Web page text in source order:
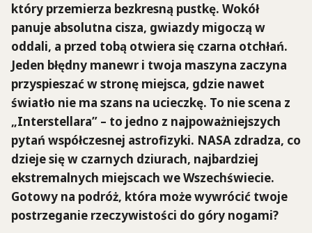
który przemierza bezkresną pustkę. Wokół
panuje absolutna cisza, gwiazdy migoczą w
oddali, a przed tobą otwiera się czarna otchłań.
Jeden błędny manewr i twoja maszyna zaczyna
przyspieszać w stronę miejsca, gdzie nawet
światło nie ma szans na ucieczkę. To nie scena z
„Interstellara” – to jedno z najpoważniejszych
pytań współczesnej astrofizyki. NASA zdradza, co
dzieje się w czarnych dziurach, najbardziej
ekstremalnych miejscach we Wszechświecie.
Gotowy na podróż, która może wywrócić twoje
postrzeganie rzeczywistości do góry nogami?